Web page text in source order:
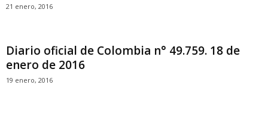
21 enero, 2016
Diario oficial de Colombia n° 49.759. 18 de
enero de 2016
19 enero, 2016